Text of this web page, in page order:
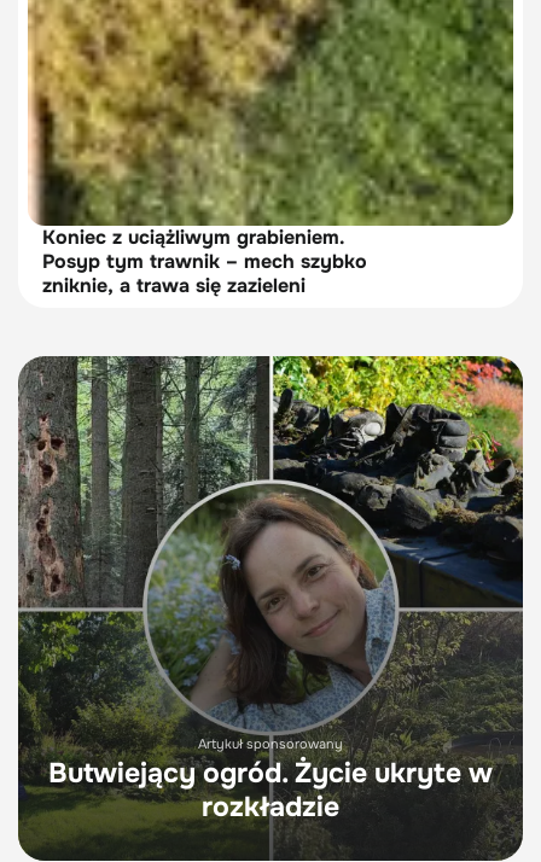
Koniec z uciążliwym grabieniem.
Posyp tym trawnik – mech szybko
zniknie, a trawa się zazieleni
Artykuł sponsorowany
Butwiejący ogród. Życie ukryte w
rozkładzie